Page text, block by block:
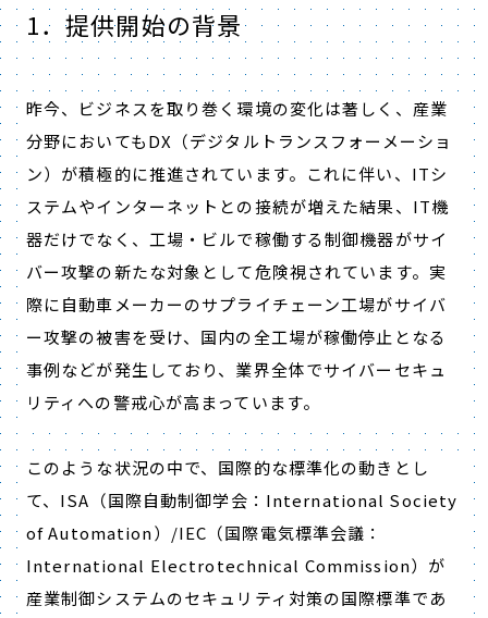
1．提供開始の背景
昨今、ビジネスを取り巻く環境の変化は著しく、産業
分野においてもDX（デジタルトランスフォーメーショ
ン）が積極的に推進されています。これに伴い、ITシ
ステムやインターネットとの接続が増えた結果、IT機
器だけでなく、工場・ビルで稼働する制御機器がサイ
バー攻撃の新たな対象として危険視されています。実
際に自動車メーカーのサプライチェーン工場がサイバ
ー攻撃の被害を受け、国内の全工場が稼働停止となる
事例などが発生しており、業界全体でサイバーセキュ
リティへの警戒心が高まっています。
このような状況の中で、国際的な標準化の動きとし
て、ISA（国際自動制御学会：International Society
of Automation）/IEC（国際電気標準会議：
International Electrotechnical Commission）が
産業制御システムのセキュリティ対策の国際標準であ